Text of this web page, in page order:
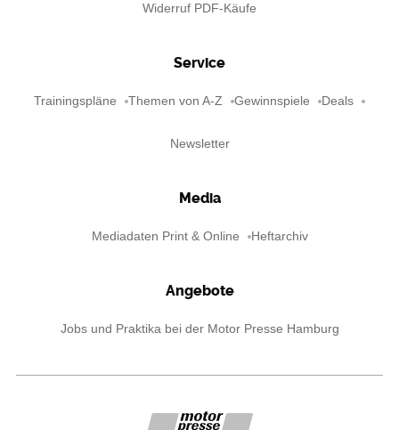
Widerruf PDF-Käufe
Service
Trainingspläne Themen von A-Z Gewinnspiele Deals
Newsletter
Media
Mediadaten Print & Online Heftarchiv
Angebote
Jobs und Praktika bei der Motor Presse Hamburg